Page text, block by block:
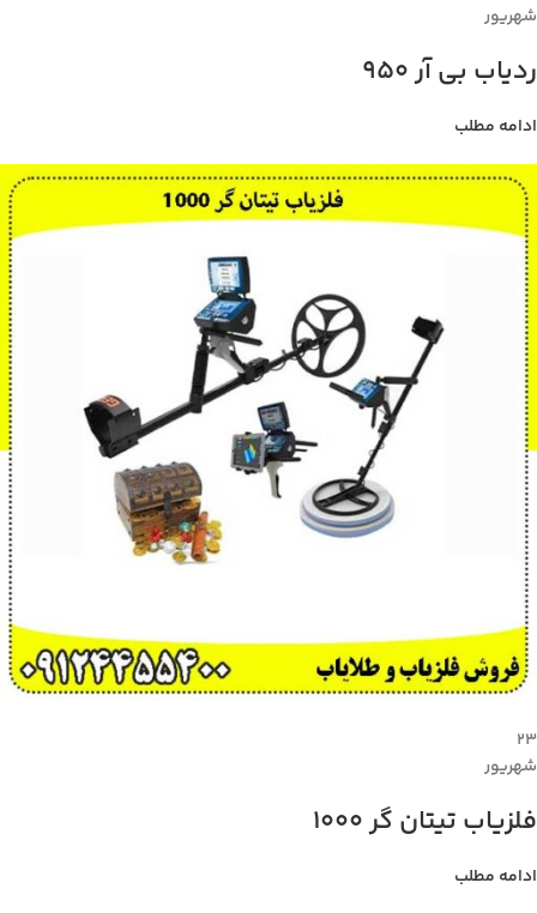
شهریور
ردیاب بی آر 950
ادامه مطلب
۲۳
شهریور
فلزیاب تیتان گر 1000
ادامه مطلب